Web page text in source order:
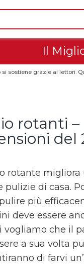
Il
si sostiene grazie ai lettori.
rotanti –
del
rotante migliora
pulizie di casa.
più
deve essere
vogliamo che il
a sua volta
di farvi